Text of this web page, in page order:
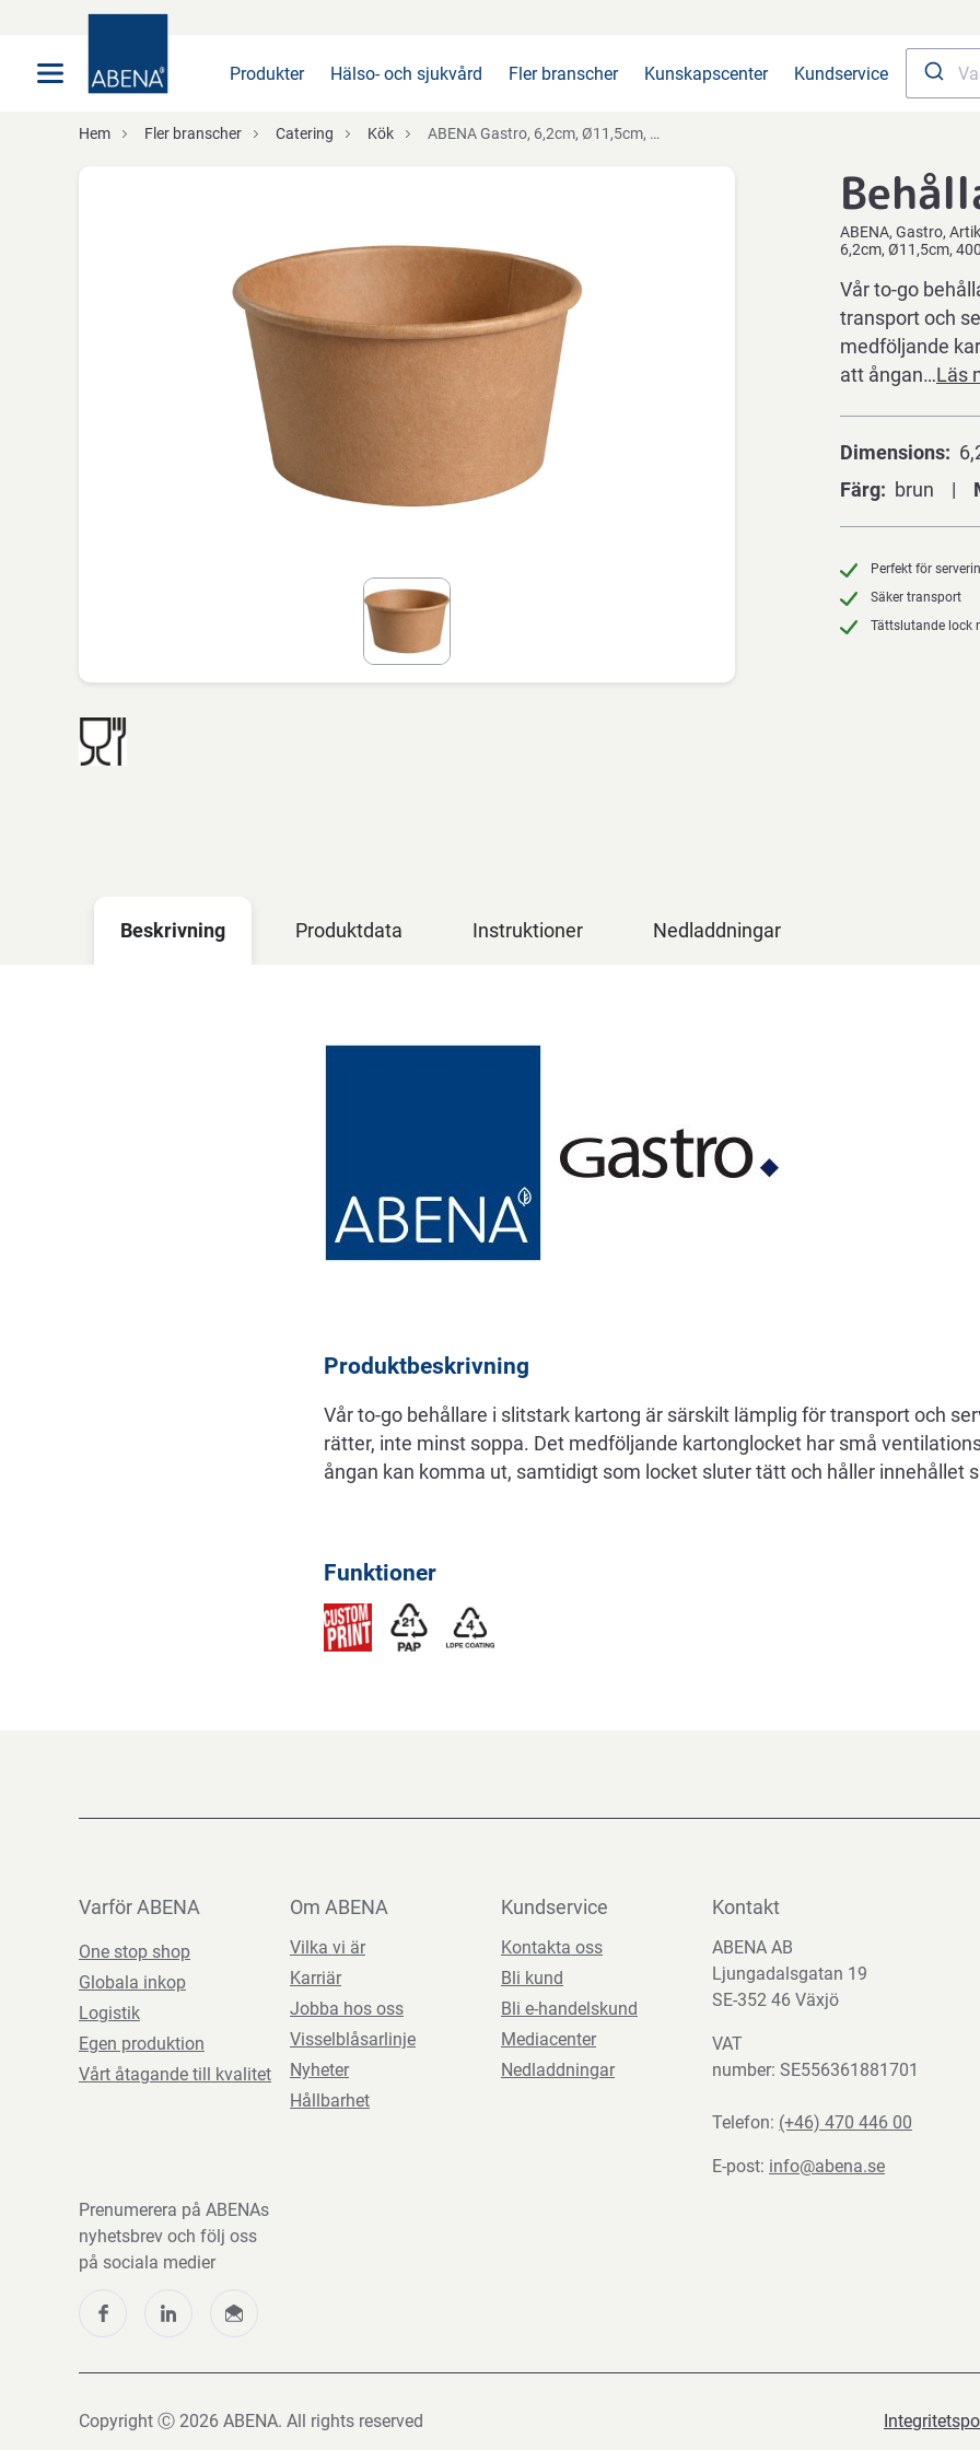
Produkter Hälso- och sjukvård Fler branscher Kunskapscenter Kundservice
Hem Fler branscher Catering Kök ABENA Gastro, 6,2cm, Ø11,5cm, 400 ml, 400 ml, brun, kraft/PE, 12 oz
ABENA Gastro
6,2cm, Ø11,5cm,
Vår to-go
transport och
medföljande
att ångan…Läs
Dimensions
Färg
brun
Perfekt för
Säker transport
Tättslutande lock
Beskrivning Produktdata Instruktioner Nedladdningar
Beskrivning
Produktbeskrivning
Vår to-go behållare i slitstark kartong är särskilt lämplig för transport och
rätter, inte minst soppa. Det medföljande kartonglocket har små
ångan kan komma ut, samtidigt som locket sluter tätt och håller innehållet
Funktioner
Varför ABENA
One stop shop
Globala inkop
Logistik
Egen produktion
Vårt åtagande till kvalitet
Om ABENA
Vilka vi är
Karriär
Jobba hos oss
Visselblåsarlinje
Nyheter
Hållbarhet
Kundservice
Kontakta oss
Bli kund
Bli e-handelskund
Mediacenter
Nedladdningar
Kontakt
ABENA AB
Ljungadalsgatan 19
SE-352 46 Växjö
VAT
number: SE556361881701
Telefon: (+46) 470 446 00
E-post: info@abena.se
Prenumerera på ABENAs
nyhetsbrev och följ oss
på sociala medier
Copyright Ⓒ 2026 ABENA. All rights reserved